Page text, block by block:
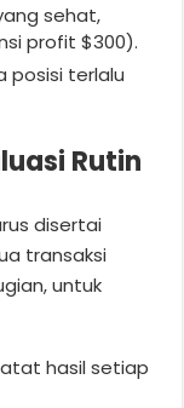
sehat,
profit $300).
posisi terlalu
Rutin
disertai
transaksi
untuk
hasil setiap